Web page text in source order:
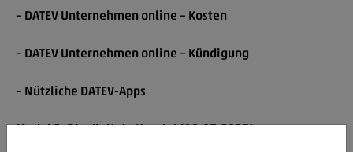
– DATEV Unternehmen online – Kosten
– DATEV Unternehmen online – Kündigung
– Nützliche DATEV-Apps
Modul 2: Die digitale Kanzlei (18.07.2025)